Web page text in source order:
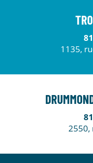
1135,
2550,